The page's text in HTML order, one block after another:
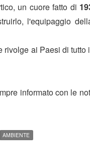
un cuore fatto di
l'equipaggio
ai Paesi di
informato con le
AMBIENTE